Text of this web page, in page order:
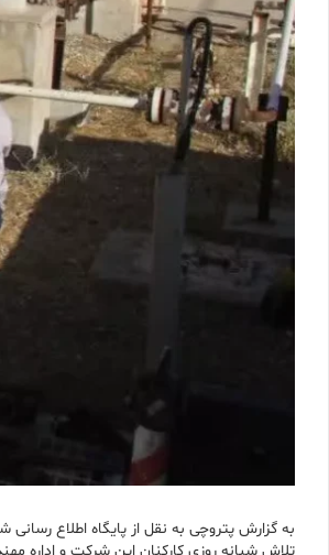
به گزارش پتروچی به نقل از پایگاه اطلاع